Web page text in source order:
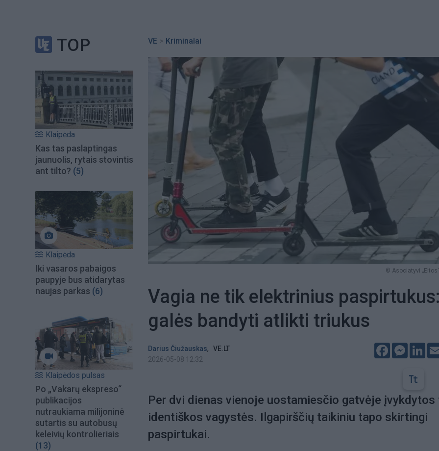
TOP
Klaipėda
Kas tas paslaptingas
jaunuolis, rytais stovintis
ant tilto? (5)
Klaipėda
Iki vasaros pabaigos
paupyje bus atidarytas
naujas parkas (6)
Klaipėdos pulsas
Po „Vakarų ekspreso“
publikacijos
nutraukiama milijoninė
sutartis su autobusų
keleivių kontrolieriais
(13)
VE > Kriminalai
© Asociatyvi
Vagia ne tik elektrinius paspirtukus:
galės bandyti atlikti triukus
Darius Čiužauskas,
VE.LT
2026-05-08 12:32
Facebook
Per dvi dienas vienoje uostamiesčio gatvėje įvykdytos
identiškos vagystės. Ilgapirščių taikiniu tapo skirtingi
paspirtukai.